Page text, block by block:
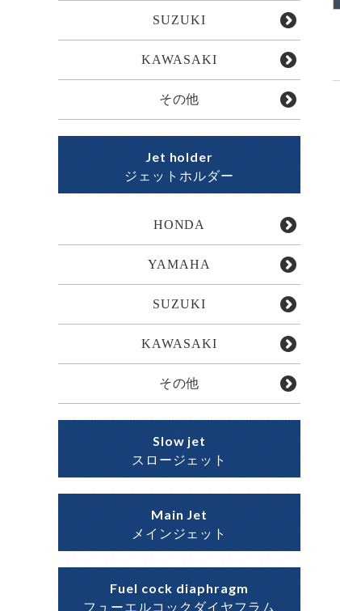
SUZUKI
KAWASAKI
その他
Jet holder
ジェットホルダー
HONDA
YAMAHA
SUZUKI
KAWASAKI
その他
Slow jet
スロージェット
Main Jet
メインジェット
Fuel cock diaphragm
フューエルコックダイヤフラム